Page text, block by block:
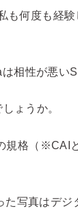
も何度も経
相性が悪い
ょうか。
規格（※CAI
写真はデ